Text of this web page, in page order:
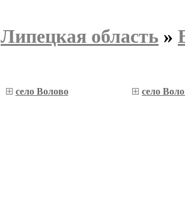
Липецкая область »
село Волово село